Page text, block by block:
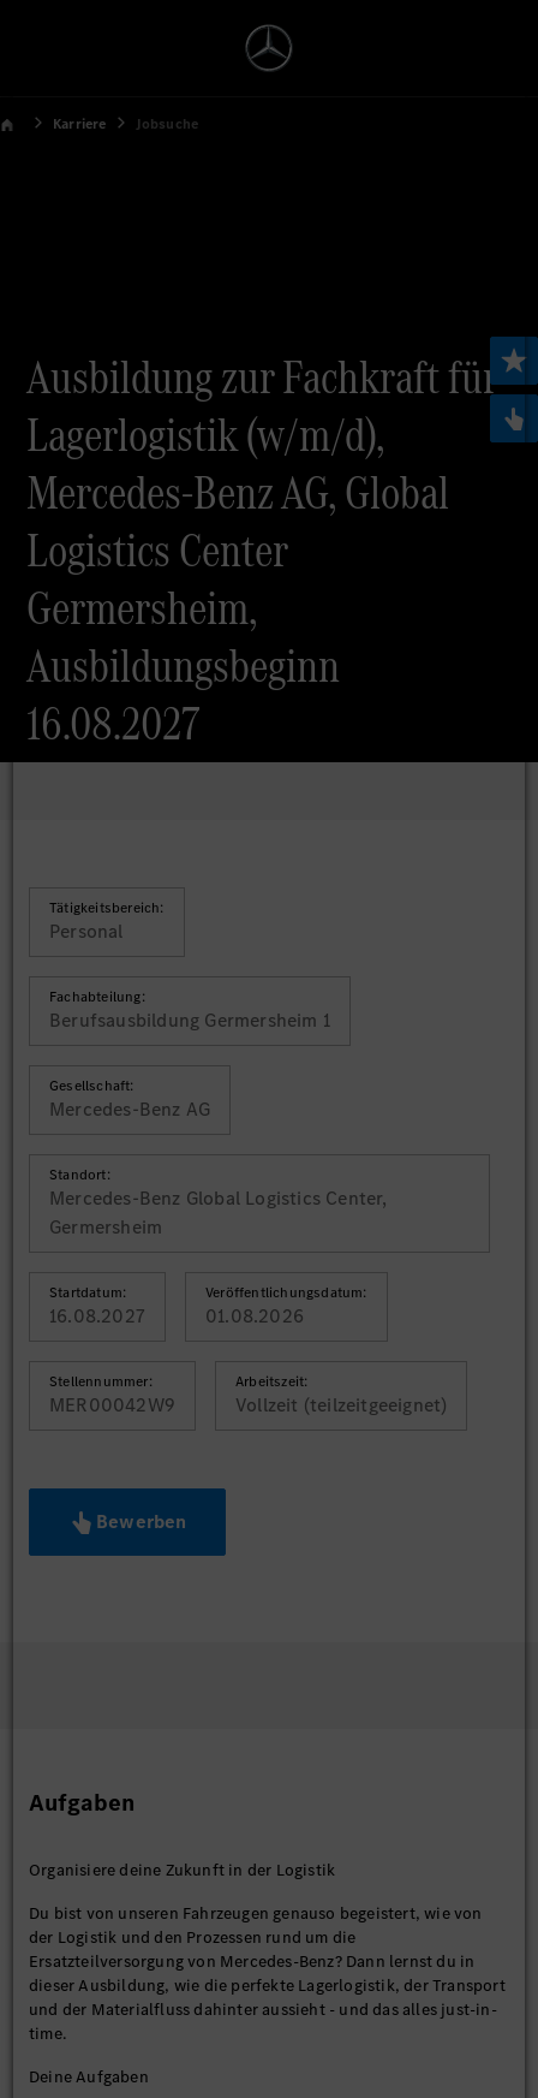
Karriere Jobsuche
Ausbildung zur Fachkraft für
Lagerlogistik (w/m/d),
Mercedes-Benz AG, Global
Logistics Center
Germersheim,
Ausbildungsbeginn
16.08.2027
Tätigkeitsbereich:
Personal
Fachabteilung:
Berufsausbildung Germersheim 1
Gesellschaft:
Mercedes-Benz AG
Standort:
Mercedes-Benz Global Logistics Center,
Germersheim
Startdatum:
16.08.2027
Veröffentlichungsdatum:
01.08.2026
Stellennummer:
MER00042W9
Arbeitszeit:
Vollzeit (teilzeitgeeignet)
Bewerben
Aufgaben
Organisiere deine Zukunft in der Logistik
Du bist von unseren Fahrzeugen genauso begeistert, wie von
der Logistik und den Prozessen rund um die
Ersatzteilversorgung von Mercedes-Benz? Dann lernst du in
dieser Ausbildung, wie die perfekte Lagerlogistik, der Transport
und der Materialfluss dahinter aussieht - und das alles just-in-
time.
Deine Aufgaben